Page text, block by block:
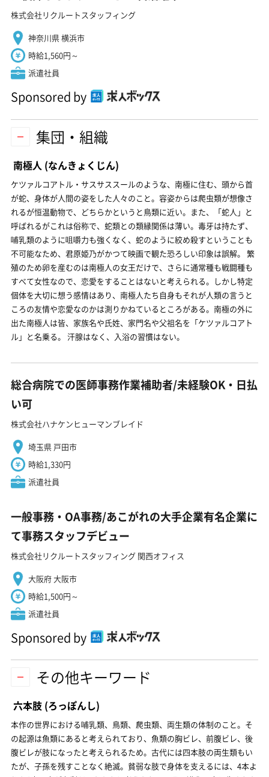
株式会社リクルートスタッフィング
神奈川県 横浜市
時給1,560円～
派遣社員
Sponsored by
集団・組織
南極人 (なんきょくじん)
ケツァルコアトル・サスサススールのような、南極に住む、頭から首
が蛇、身体が人間の姿をした人々のこと。容姿からは爬虫類が想像さ
れるが恒温動物で、どちらかというと鳥類に近い。また、「蛇人」と
呼ばれるがこれは俗称で、蛇類との類縁関係は薄い。毒牙は持たず、
哺乳類のように咀嚼力も強くなく、蛇のように絞め殺すということも
不可能なため、君原姫乃がかつて映画で観た恐ろしい印象は誤解。 繁
殖のため卵を産むのは南極人の女王だけで、さらに通常種も戦闘種も
すべて女性なので、恋愛をすることはないと考えられる。しかし特定
個体を大切に想う感情はあり、南極人たち自身もそれが人類の言うと
ころの友情や恋愛なのかは測りかねているところがある。南極の外に
出た南極人は皆、家族名や氏姓、家門名や父祖名を「ケツァルコアト
ル」と名乗る。 汗腺はなく、入浴の習慣はない。
総合病院での医師事務作業補助者/未経験OK・日払
い可
株式会社ハナケンヒューマンブレイド
埼玉県 戸田市
時給1,330円
派遣社員
一般事務・OA事務/あこがれの大手企業有名企業に
て事務スタッフデビュー
株式会社リクルートスタッフィング 関西オフィス
大阪府 大阪市
時給1,500円～
派遣社員
Sponsored by
その他キーワード
六本肢 (ろっぽんし)
本作の世界における哺乳類、鳥類、爬虫類、両生類の体制のこと。そ
の起源は魚類にあると考えられており、魚類の胸ビレ、前腹ビレ、後
腹ビレが肢になったと考えられるため。古代には四本肢の両生類もい
たが、子孫を残すことなく絶滅。貧弱な肢で身体を支えるには、4本よ